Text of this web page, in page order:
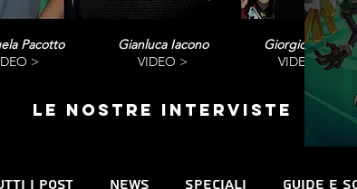
Pacotto
>
Gianluca Iacono
VIDEO >
Giorgio Vanni
VIDEO>
le nostre interviste
i post News Speciali Guide e